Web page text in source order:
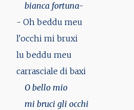
bianca fortuna-
- Oh beddu meu
l'occhi mi bruxi
lu beddu meu
carrasciale di baxi
O bello mio
mi bruci gli occhi